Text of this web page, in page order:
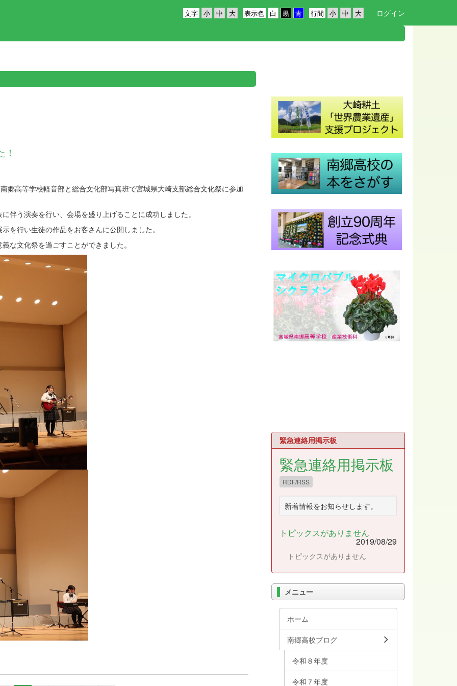
行間
表示色
文字 ログイン
高等学校軽音部と総合文化部写真班で宮城県大崎支部総合文化祭に参加
う演奏を行い、会場を盛り上げることに成功しました。
を行い生徒の作品をお客さんに公開しました。
文化祭を過ごすことができました。
緊急連絡用掲示板
緊急連絡用掲示板
RDF/RSS
新着情報をお知らせします。
トピックスがありません
2019/08/29
トピックスがありません
メニュー
ホーム
南郷高校ブログ
令和８年度
令和７年度